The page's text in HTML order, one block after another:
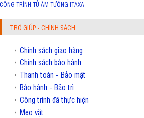
CÔNG TRÌNH TỦ ÂM TƯỜNG ITAXA
TRỢ GIÚP - CHÍNH SÁCH
Chính sách giao hàng
Chính sách bảo hành
Thanh toán - Bảo mật
Bảo hành - Bảo trì
Công trình đã thực hiện
Mẹo vặt